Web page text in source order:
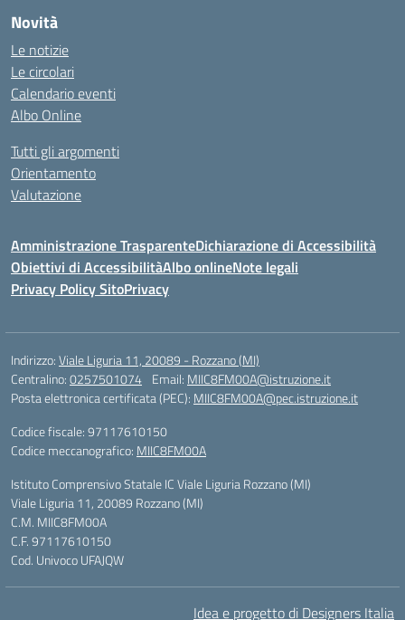
Novità
Le notizie
Le circolari
Calendario eventi
Albo Online
Tutti gli argomenti
Orientamento
Valutazione
Amministrazione TrasparenteDichiarazione di Accessibilità
Obiettivi di AccessibilitàAlbo onlineNote legali
Privacy Policy SitoPrivacy
Indirizzo:Viale Liguria 11, 20089 - Rozzano (MI)
Centralino:0257501074 Email: MIIC8FM00A@istruzione.it
Posta elettronica certificata (PEC): MIIC8FM00A@pec.istruzione.it
Codice fiscale: 97117610150
Codice meccanografico: MIIC8FM00A
Istituto Comprensivo Statale IC Viale Liguria Rozzano (MI)
Viale Liguria 11, 20089 Rozzano (MI)
C.M. MIIC8FM00A
C.F. 97117610150
Cod. Univoco UFAJQW
Idea e progetto di Designers Italia